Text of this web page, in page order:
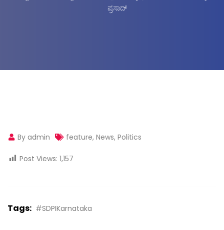
ಪ್ರಸಾದ್
By admin feature, News, Politics
Post Views: 1,157
Tags: #SDPIKarnataka